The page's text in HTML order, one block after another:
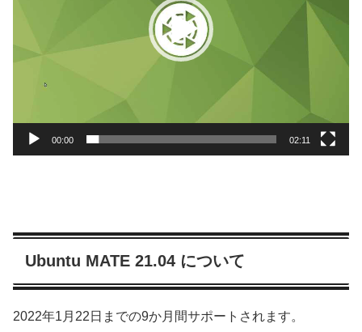
00:00 02:11
Ubuntu MATE 21.04 について
2022年1月22日までの9か月間サポートされます。